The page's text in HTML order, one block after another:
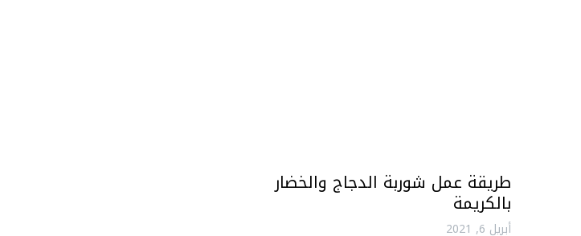
طريقة عمل شوربة الدجاج والخضار
بالكريمة
أبريل 6, 2021